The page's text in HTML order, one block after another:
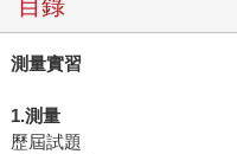
目錄
測量實習
1.測量
歷屆試題